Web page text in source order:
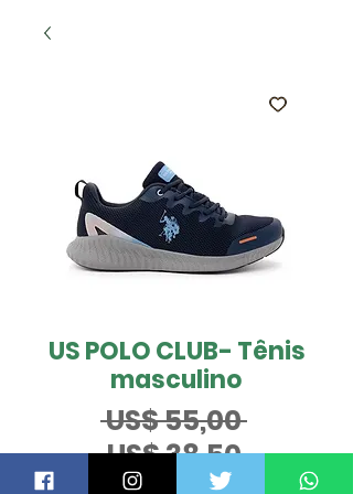
US POLO CLUB- Tênis
masculino
US$ 55,00 Preço
normal
US$ 38,50Preço